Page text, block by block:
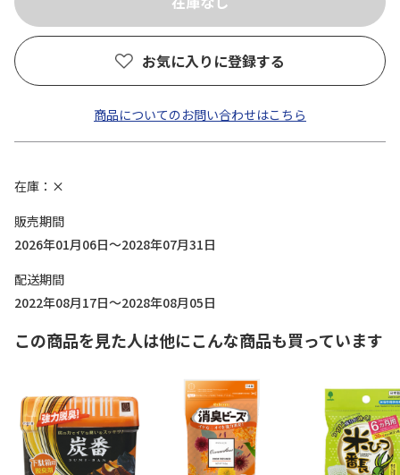
お気に入りに登録する
商品についてのお問い合わせはこちら
在庫
×
販売期間
2026年01月06日～2028年07月31日
配送期間
2022年08月17日～2028年08月05日
この商品を見た人は他にこんな商品も買っています